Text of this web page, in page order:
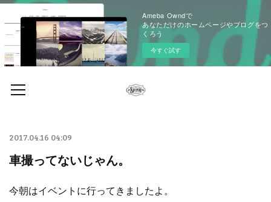
Ameba Owndで
あなただけのホームページやブログをつ
くろう
今すぐ試す
2017.04.16 04:09
車撮ってないじゃん。
今朝はイベントに行ってきましたよ。